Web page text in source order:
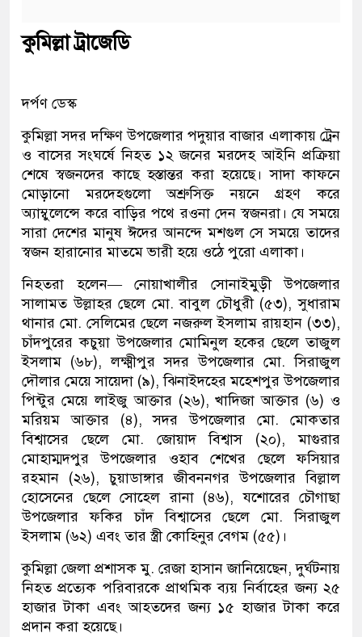
কুমিল্লা ট্রাজেডি
দর্পণ ডেস্ক
কুমিল্লা সদর দক্ষিণ উপজেলার পদুয়ার বাজার এলাকায় ট্রেন
ও বাসের সংঘর্ষে নিহত ১২ জনের মরদেহ আইনি প্রক্রিয়া
শেষে স্বজনদের কাছে হস্তান্তর করা হয়েছে। সাদা কাফনে
মোড়ানো মরদেহগুলো অশ্রুসিক্ত নয়নে গ্রহণ করে
অ্যাম্বুলেন্সে করে বাড়ির পথে রওনা দেন স্বজনরা। যে সময়ে
সারা দেশের মানুষ ঈদের আনন্দে মশগুল সে সময়ে তাদের
স্বজন হারানোর মাতমে ভারী হয়ে ওঠে পুরো এলাকা।
নিহতরা হলেন— নোয়াখালীর সোনাইমুড়ী উপজেলার
সালামত উল্লাহর ছেলে মো. বাবুল চৌধুরী (৫৩), সুধারাম
থানার মো. সেলিমের ছেলে নজরুল ইসলাম রায়হান (৩৩),
চাঁদপুরের কচুয়া উপজেলার মোমিনুল হকের ছেলে তাজুল
ইসলাম (৬৮), লক্ষ্মীপুর সদর উপজেলার মো. সিরাজুল
দৌলার মেয়ে সায়েদা (৯), ঝিনাইদহের মহেশপুর উপজেলার
পিন্টুর মেয়ে লাইজু আক্তার (২৬), খাদিজা আক্তার (৬) ও
মরিয়ম আক্তার (৪), সদর উপজেলার মো. মোকতার
বিশ্বাসের ছেলে মো. জোয়াদ বিশ্বাস (২০), মাগুরার
মোহাম্মদপুর উপজেলার ওহাব শেখের ছেলে ফসিয়ার
রহমান (২৬), চুয়াডাঙ্গার জীবননগর উপজেলার বিল্লাল
হোসেনের ছেলে সোহেল রানা (৪৬), যশোরের চৌগাছা
উপজেলার ফকির চাঁদ বিশ্বাসের ছেলে মো. সিরাজুল
ইসলাম (৬২) এবং তার স্ত্রী কোহিনুর বেগম (৫৫)।
কুমিল্লা জেলা প্রশাসক মু. রেজা হাসান জানিয়েছেন, দুর্ঘটনায়
নিহত প্রত্যেক পরিবারকে প্রাথমিক ব্যয় নির্বাহের জন্য ২৫
হাজার টাকা এবং আহতদের জন্য ১৫ হাজার টাকা করে
প্রদান করা হয়েছে।